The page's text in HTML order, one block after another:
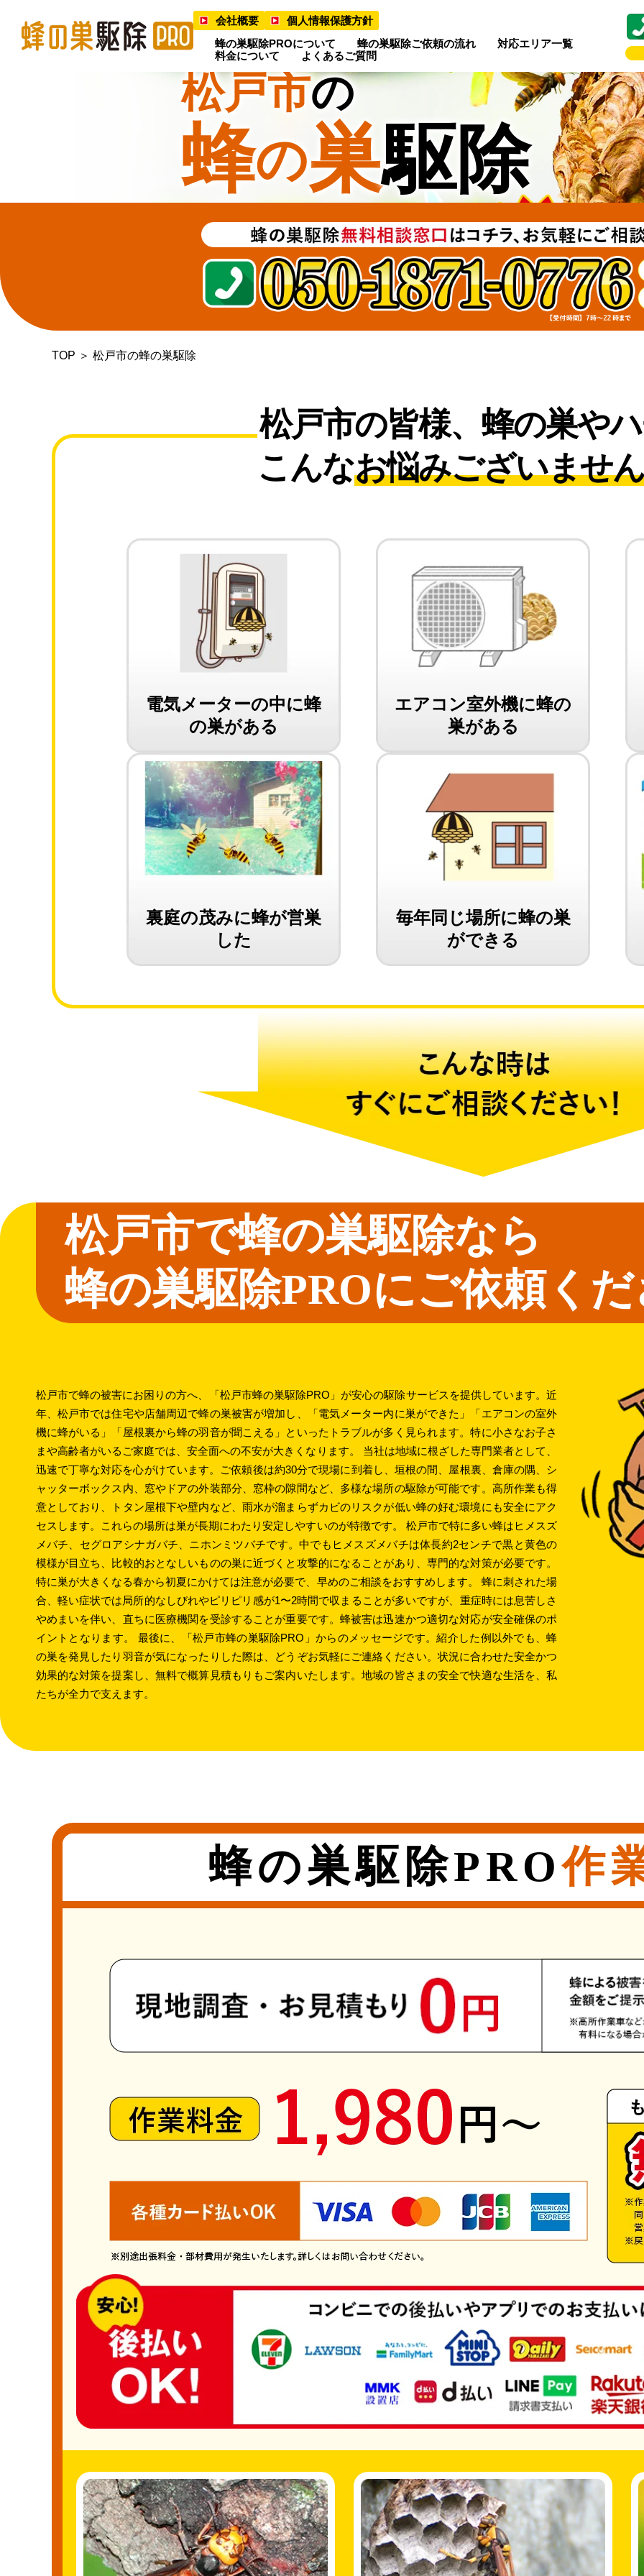
会社概要
個人情報保護方針
蜂の巣駆除PROについて
蜂の巣駆除ご依頼の流れ
対応エリア一覧
料金について
よくあるご質問
松戸市の
蜂の巣駆除
TOP ＞ 松戸市の蜂の巣駆除
松戸市の皆様、 蜂の巣や
こんなお悩みございませ
電気メーターの中に蜂
の巣がある
エアコン室外機に蜂の
巣がある
裏庭の茂みに蜂が営巣
した
毎年同じ場所に蜂の巣
ができる
松戸市で蜂の巣駆除なら
蜂の巣駆除PROにご依頼く
松戸市で蜂の被害にお困りの方へ、「松戸市蜂の巣駆除PRO」が安心の駆除サービスを提供しています。近
年、松戸市では住宅や店舗周辺で蜂の巣被害が増加し、「電気メーター内に巣ができた」「エアコンの室外
機に蜂がいる」「屋根裏から蜂の羽音が聞こえる」といったトラブルが多く見られます。特に小さなお子さ
まや高齢者がいるご家庭では、安全面への不安が大きくなります。 当社は地域に根ざした専門業者として、
迅速で丁寧な対応を心がけています。ご依頼後は約30分で現場に到着し、垣根の間、屋根裏、倉庫の隅、シ
ャッターボックス内、窓やドアの外装部分、窓枠の隙間など、多様な場所の駆除が可能です。高所作業も得
意としており、トタン屋根下や壁内など、雨水が溜まらずカビのリスクが低い蜂の好む環境にも安全にアク
セスします。これらの場所は巣が長期にわたり安定しやすいのが特徴です。 松戸市で特に多い蜂はヒメスズ
メバチ、セグロアシナガバチ、ニホンミツバチです。中でもヒメスズメバチは体長約2センチで黒と黄色の
模様が目立ち、比較的おとなしいものの巣に近づくと攻撃的になることがあり、専門的な対策が必要です。
特に巣が大きくなる春から初夏にかけては注意が必要で、早めのご相談をおすすめします。 蜂に刺された場
合、軽い症状では局所的なしびれやピリピリ感が1〜2時間で収まることが多いですが、重症時には息苦しさ
やめまいを伴い、直ちに医療機関を受診することが重要です。蜂被害は迅速かつ適切な対応が安全確保のポ
イントとなります。 最後に、「松戸市蜂の巣駆除PRO」からのメッセージです。紹介した例以外でも、蜂
の巣を発見したり羽音が気になったりした際は、どうぞお気軽にご連絡ください。状況に合わせた安全かつ
効果的な対策を提案し、無料で概算見積もりもご案内いたします。地域の皆さまの安全で快適な生活を、私
たちが全力で支えます。
蜂の巣駆除PRO作